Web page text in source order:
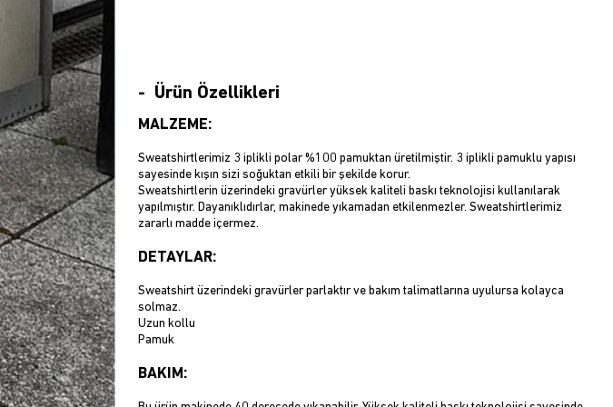
Ürün Özellikleri
MALZEME:
Sweatshirtlerimiz 3 iplikli polar %100 pamuktan üretilmiştir. 3 iplikli pamuklu yapısı
sayesinde kışın sizi soğuktan etkili bir şekilde korur.
Sweatshirtlerin üzerindeki gravürler yüksek kaliteli baskı teknolojisi kullanılarak
yapılmıştır. Dayanıklıdırlar, makinede yıkamadan etkilenmezler. Sweatshirtlerimiz
zararlı madde içermez.
DETAYLAR:
Sweatshirt üzerindeki gravürler parlaktır ve bakım talimatlarına uyulursa kolayca
solmaz.
Uzun kollu
Pamuk
BAKIM: